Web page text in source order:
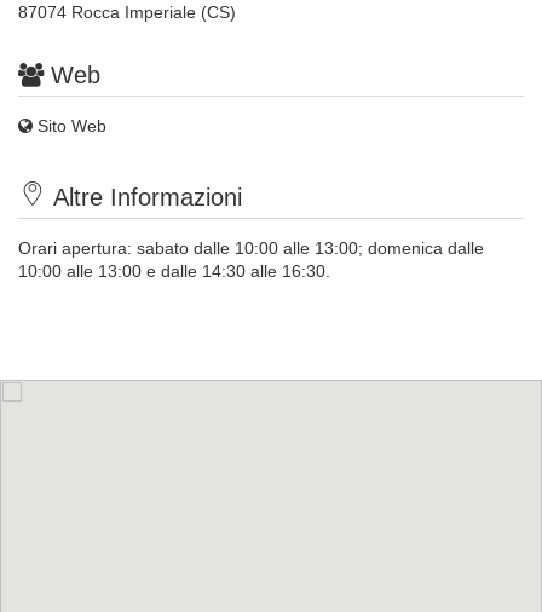
87074 Rocca Imperiale (CS)
Web
Sito Web
Altre Informazioni
Orari apertura: sabato dalle 10:00 alle 13:00; domenica dalle
10:00 alle 13:00 e dalle 14:30 alle 16:30.